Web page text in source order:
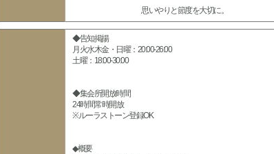
思いやりと節度を大切に。
◆告知掲揚
月火水木金・日曜：20:00-26:00
土曜：18:00-30:00
◆集会所開放時間
24時間常時開放
※ルーラストーン登録OK
◆概要